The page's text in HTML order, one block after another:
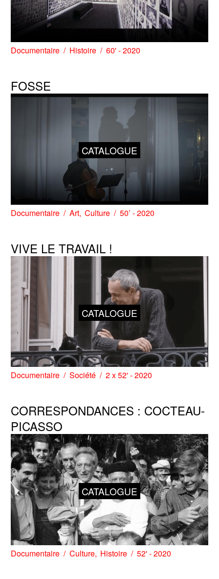
Documentaire Histoire 60' - 2020
FOSSE
CATALOGUE
Documentaire Art Culture 50’ - 2020
VIVE LE TRAVAIL !
CATALOGUE
Documentaire Société 2 x 52' - 2020
CORRESPONDANCES : COCTEAU-
PICASSO
CATALOGUE
Documentaire Culture Histoire 52' - 2020